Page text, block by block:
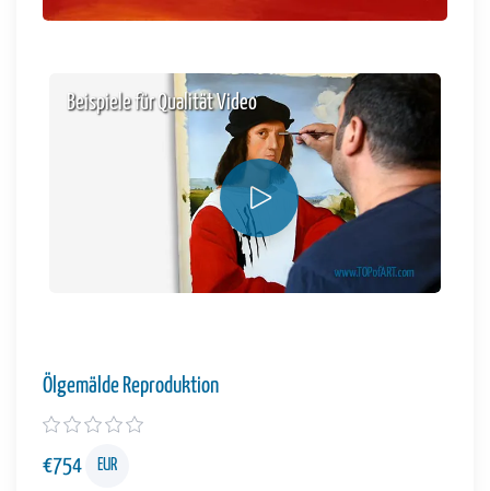
Beispiele für Qualität Video
Ölgemälde Reproduktion
€754 EUR